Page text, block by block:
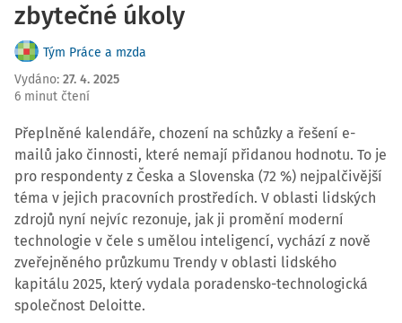
zbytečné úkoly
Tým Práce a mzda
Vydáno: 27. 4. 2025
6 minut čtení
Přeplněné kalendáře, chození na schůzky a řešení e-
mailů jako činnosti, které nemají přidanou hodnotu. To je
pro respondenty z Česka a Slovenska (72 %) nejpalčivější
téma v jejich pracovních prostředích. V oblasti lidských
zdrojů nyní nejvíc rezonuje, jak ji promění moderní
technologie v čele s umělou inteligencí, vychází z nově
zveřejněného průzkumu Trendy v oblasti lidského
kapitálu 2025, který vydala poradensko-technologická
společnost Deloitte.